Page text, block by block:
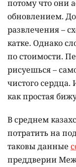
потому что они
обновлением.
развлечения –
катке. Однако
по стоимости.
рисуешься –
чистого
как простая
В среднем
потратить на
таковы данные
преддверии